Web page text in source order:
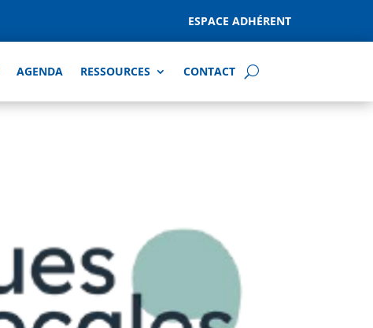
ESPACE ADHÉRENT
AGENDA RESSOURCES CONTACT